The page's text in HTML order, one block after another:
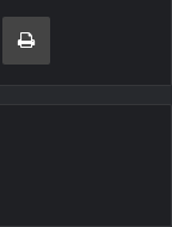
Κοινοποίηση μέσω ηλεκτρονικού ταχυδρομείουΕκτύπωση